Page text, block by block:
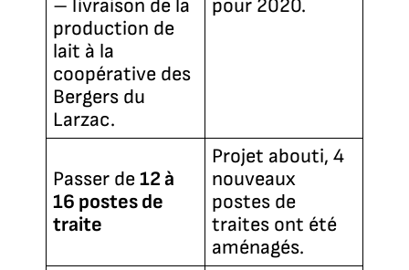
– livraison de la
production de
lait à la
coopérative des
Bergers du
Larzac.
pour 2020.
Passer de12 à
16 postes de
traite
Projet abouti, 4
nouveaux
postes de
traites ont été
aménagés.